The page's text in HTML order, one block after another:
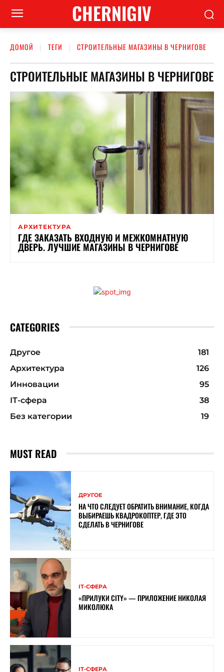
CHERNIGIV
ДОМОЙ ТЕГИ СТРОИТЕЛЬНЫЕ МАГАЗИНЫ В ЧЕРНИГОВЕ
СТРОИТЕЛЬНЫЕ МАГАЗИНЫ В ЧЕРНИГОВЕ
АРХИТЕКТУРА
ГДЕ ЗАКАЗАТЬ ВХОДНУЮ И МЕЖКОМНАТНУЮ
ДВЕРЬ. ЛУЧШИЕ МАГАЗИНЫ В ЧЕРНИГОВЕ
CATEGORIES
Другое
181
Архитектура
126
Инновации
95
ІТ-сфера
38
Без категории
19
MUST READ
ДРУГОЕ
НА ЧТО СЛЕДУЕТ ОБРАТИТЬ ВНИМАНИЕ, КОГДА
ВЫБИРАЕШЬ КВАДРОКОПТЕР, ГДЕ ЭТО
СДЕЛАТЬ В ЧЕРНИГОВЕ
ІТ-СФЕРА
«ПРИЛУКИ CITY» — ПРИЛОЖЕНИЕ НИКОЛАЯ
МИКОЛЮКА
ІТ-СФЕРА